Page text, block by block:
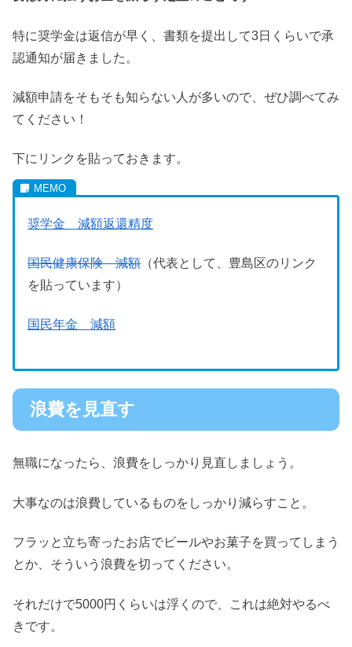
特に奨学金は返信が早く、書類を提出して3日くらいで承
認通知が届きました。
減額申請をそもそも知らない人が多いので、ぜひ調べてみ
てください！
下にリンクを貼っておきます。
奨学金 減額返還精度
国民健康保険 減額 （代表として、豊島区のリンク
を貼っています）
国民年金 減額
浪費を見直す
無職になったら、浪費をしっかり見直しましょう。
大事なのは浪費しているものをしっかり減らすこと。
フラッと立ち寄ったお店でビールやお菓子を買ってしまう
とか、そういう浪費を切ってください。
それだけで5000円くらいは浮くので、これは絶対やるべ
きです。